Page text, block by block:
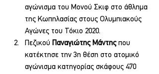
αγώνισμα του Μονού Σκιφ στο άθλημα
της Κωπηλασίας στους Ολυμπιακούς
Αγώνες του Τόκιο 2020.
Πεζικού Παναγιώτης Μάντης που
κατέκτησε την 3η θέση στο ατομικό
αγώνισμα κατηγορίας σκάφους 470